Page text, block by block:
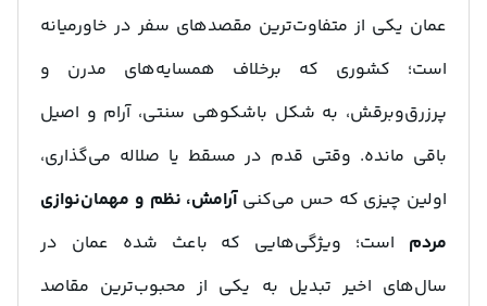
عمان یکی از متفاوت‌ترین مقصدهای سفر در خاورمیانه
است؛ کشوری که برخلاف همسایه‌های مدرن و
پرزرق‌وبرقش، به شکل باشکوهی سنتی، آرام و اصیل
باقی مانده. وقتی قدم در مسقط یا صلاله می‌گذاری،
اولین چیزی که حس می‌کنیآرامش، نظم و مهمان‌نوازی
مردم است؛ ویژگی‌هایی که باعث شده عمان در
سال‌های اخیر تبدیل به یکی از محبوب‌ترین مقاصد